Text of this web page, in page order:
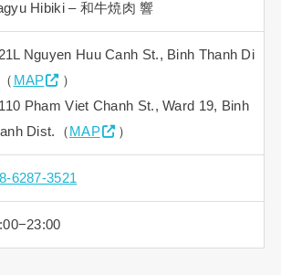
Hibiki – 和牛焼肉 響
21L Nguyen Huu Canh St., Binh Thanh Di
MAP
）
110 Pham Viet Chanh St., Ward 19, Binh
Dist.（ MAP ）
6287-3521